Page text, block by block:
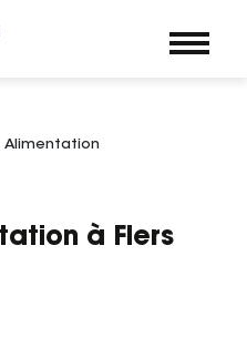
Alimentation
à Flers